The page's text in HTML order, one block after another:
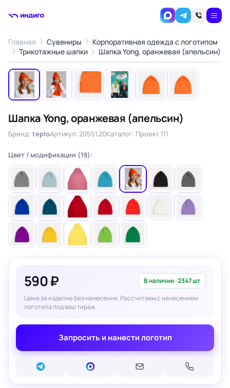
Главная Сувениры
Корпоративная одежда с логотипом
Трикотажные шапки
Шапка Yong, оранжевая (апельсин)
‹ ›
1 /6
Шапка Yong, оранжевая (апельсин)
Бренд: teploАртикул: 20551.20Каталог: Проект 111
Цвет / модификации (19):
590 ₽ В наличии · 2347 шт
Цена за изделие без нанесения. Рассчитаем с нанесением
логотипа под ваш тираж.
Запросить и нанести логотип